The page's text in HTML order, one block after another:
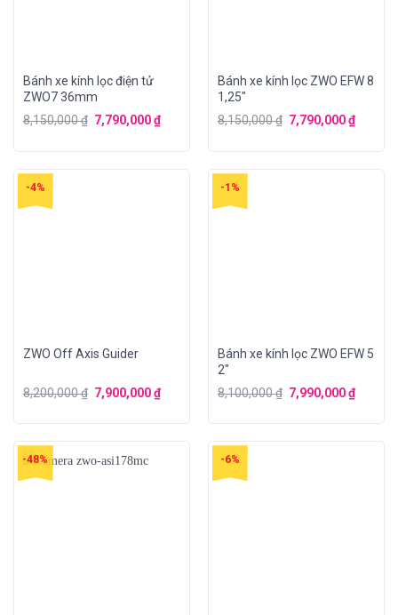
Bánh xe kính lọc điện tử
ZWO7 36mm
8,150,000₫ 7,790,000₫
Bánh xe kính lọc ZWO EFW 8
1,25″
8,150,000₫ 7,790,000₫
-4%
ZWO Off Axis Guider
8,200,000₫ 7,900,000₫
-1%
Bánh xe kính lọc ZWO EFW 5
2″
8,100,000₫ 7,990,000₫
-48% -6%